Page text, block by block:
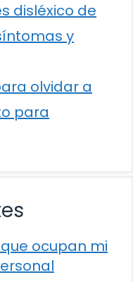
disléxico de
y
olvidar a
para
ocupan mi